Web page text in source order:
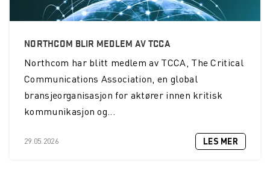
NORTHCOM BLIR MEDLEM AV TCCA
Northcom har blitt medlem av TCCA, The Critical
Communications Association, en global
bransjeorganisasjon for aktører innen kritisk
kommunikasjon og...
29.05.2026 LES MER